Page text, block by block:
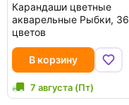
Карандаши цветные
акварельные Рыбки, 36
цветов
В корзину
7 августа (Пт)